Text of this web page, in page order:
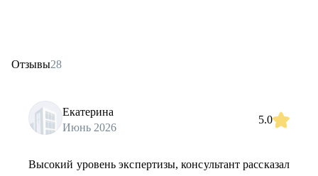
Отзывы28
Екатерина
Июнь 2026
5.0
Высокий уровень экспертизы, консультант рассказал